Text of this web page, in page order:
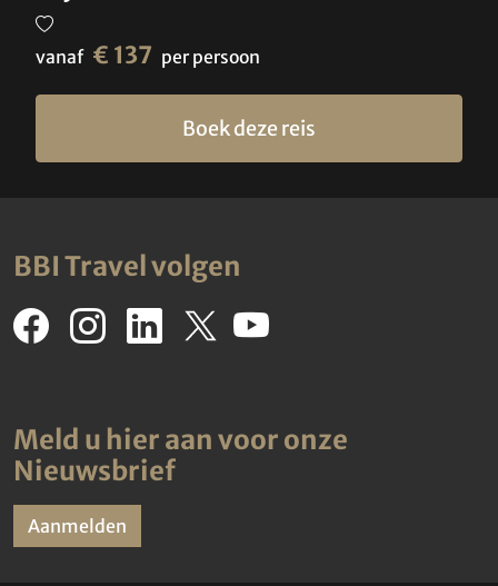
vanaf € 137 per persoon
Boek deze reis
BBI Travel volgen
Meld u hier aan voor onze
Nieuwsbrief
Aanmelden